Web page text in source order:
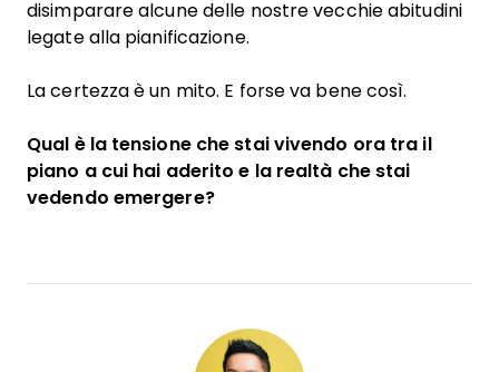
disimparare alcune delle nostre vecchie abitudini
legate alla pianificazione.
La certezza è un mito. E forse va bene così.
Qual è la tensione che stai vivendo ora tra il
piano a cui hai aderito e la realtà che stai
vedendo emergere?